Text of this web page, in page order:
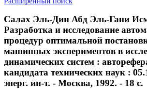
Салах Эль-Дин Абд Эль-Гани
Разработка и исследование
процедур оптимальной
машинных экспериментов в
динамических систем :
кандидата технических наук :
энерг. ин-т. - Москва, 1992. - 18 с.